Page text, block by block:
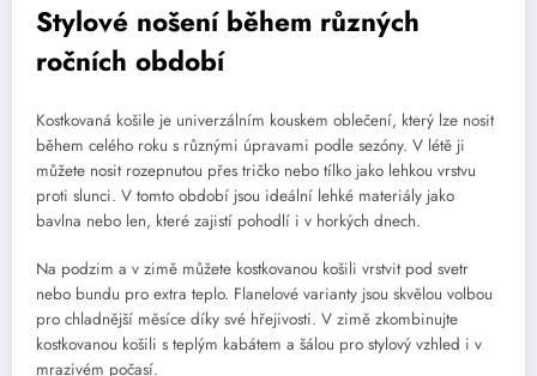
Stylové nošení během různých
ročních období
Kostkovaná košile je univerzálním kouskem oblečení, který lze nosit
během celého roku s různými úpravami podle sezóny. V létě ji
můžete nosit rozepnutou přes tričko nebo tílko jako lehkou vrstvu
proti slunci. V tomto období jsou ideální lehké materiály jako
bavlna nebo len, které zajistí pohodlí i v horkých dnech.
Na podzim a v zimě můžete kostkovanou košili vrstvit pod svetr
nebo bundu pro extra teplo. Flanelové varianty jsou skvělou volbou
pro chladnější měsíce díky své hřejivosti. V zimě zkombinujte
kostkovanou košili s teplým kabátem a šálou pro stylový vzhled i v
mrazivém počasí.